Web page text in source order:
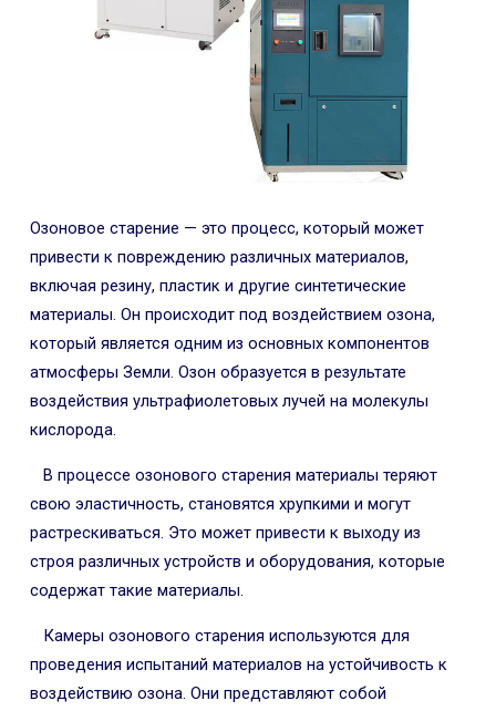
Озоновое старение — это процесс, который может
привести к повреждению различных материалов,
включая резину, пластик и другие синтетические
материалы. Он происходит под воздействием озона,
который является одним из основных компонентов
атмосферы Земли. Озон образуется в результате
воздействия ультрафиолетовых лучей на молекулы
кислорода.
В процессе озонового старения материалы теряют
свою эластичность, становятся хрупкими и могут
растрескиваться. Это может привести к выходу из
строя различных устройств и оборудования, которые
содержат такие материалы.
Камеры озонового старения используются для
проведения испытаний материалов на устойчивость к
воздействию озона. Они представляют собой